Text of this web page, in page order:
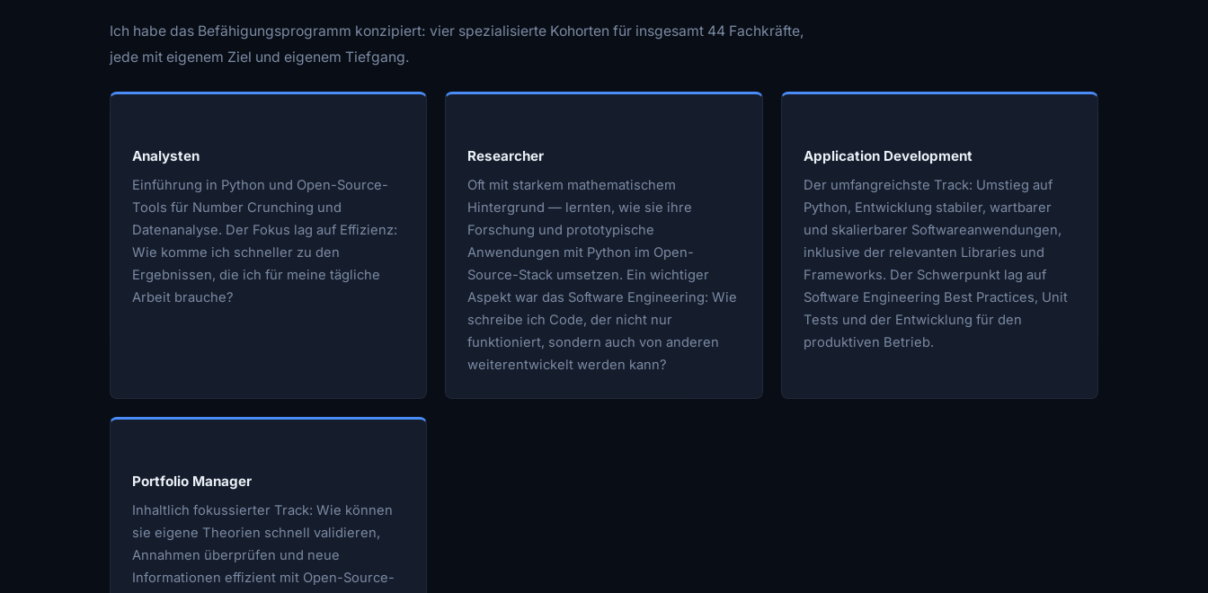
Ich habe das Befähigungsprogramm konzipiert: vier spezialisierte Kohorten für insgesamt 44 Fachkräfte,
jede mit eigenem Ziel und eigenem Tiefgang.
Analysten
Einführung in Python und Open-Source-
Tools für Number Crunching und
Datenanalyse. Der Fokus lag auf Effizienz:
Wie komme ich schneller zu den
Ergebnissen, die ich für meine tägliche
Arbeit brauche?
Researcher
Oft mit starkem mathematischem
Hintergrund — lernten, wie sie ihre
Forschung und prototypische
Anwendungen mit Python im Open-
Source-Stack umsetzen. Ein wichtiger
Aspekt war das Software Engineering: Wie
schreibe ich Code, der nicht nur
funktioniert, sondern auch von anderen
weiterentwickelt werden kann?
Application Development
Der umfangreichste Track: Umstieg auf
Python, Entwicklung stabiler, wartbarer
und skalierbarer Softwareanwendungen,
inklusive der relevanten Libraries und
Frameworks. Der Schwerpunkt lag auf
Software Engineering Best Practices, Unit
Tests und der Entwicklung für den
produktiven Betrieb.
Portfolio Manager
Inhaltlich fokussierter Track: Wie können
sie eigene Theorien schnell validieren,
Annahmen überprüfen und neue
Informationen effizient mit Open-Source-